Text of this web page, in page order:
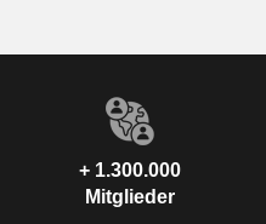
+ 1.300.000
Mitglieder